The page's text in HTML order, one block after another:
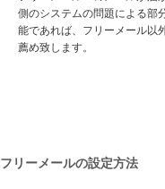
側のシステムの問題による部
能であれば、フリーメール以
薦め致します。
フリーメールの設定方法